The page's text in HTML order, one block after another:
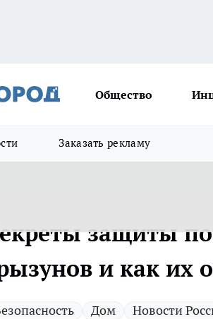
Общество
Заказать рекламу
защиты
и как их
Дом Новости